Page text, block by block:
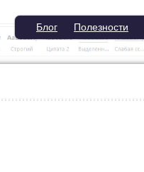
Блог Полезности